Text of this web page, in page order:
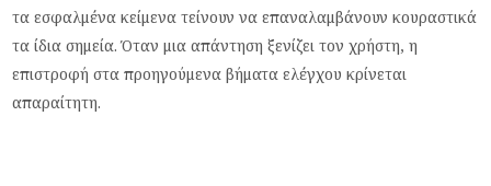
τα εσφαλμένα κείμενα τείνουν να επαναλαμβάνουν κουραστικά
τα ίδια σημεία. Όταν μια απάντηση ξενίζει τον χρήστη, η
επιστροφή στα προηγούμενα βήματα ελέγχου κρίνεται
απαραίτητη.